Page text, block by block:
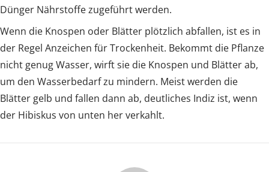
Dünger Nährstoffe zugeführt werden.
Wenn die Knospen oder Blätter plötzlich abfallen, ist es in
der Regel Anzeichen für Trockenheit. Bekommt die Pflanze
nicht genug Wasser, wirft sie die Knospen und Blätter ab,
um den Wasserbedarf zu mindern. Meist werden die
Blätter gelb und fallen dann ab, deutliches Indiz ist, wenn
der Hibiskus von unten her verkahlt.